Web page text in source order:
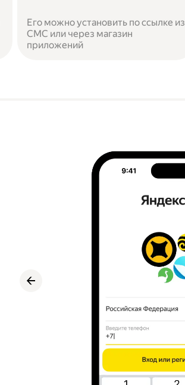
Его можно установить по ссылке из
СМС или через магазин
приложений